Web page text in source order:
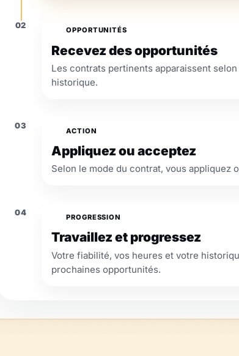
02
OPPORTUNITÉS
Recevez des opportunités
Les contrats pertinents apparaissent
historique.
03
ACTION
Appliquez ou acceptez
Selon le mode du contrat, vous appliquez
04
PROGRESSION
Travaillez et progressez
Votre fiabilité, vos heures et votre
prochaines opportunités.